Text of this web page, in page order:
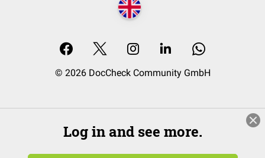
© 2026 DocCheck Community GmbH
Log in and see more.